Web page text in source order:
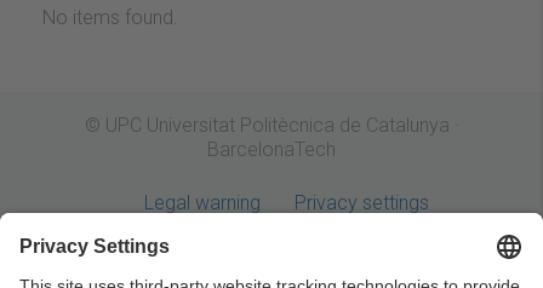
No items found.
© UPC Universitat Politècnica de Catalunya ·
BarcelonaTech
Legal warning Privacy settings